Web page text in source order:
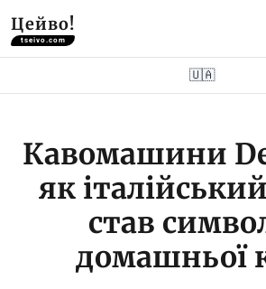
Цейво!
tseivo.com
🇺🇦
Кавомашини
як
став
домашньої